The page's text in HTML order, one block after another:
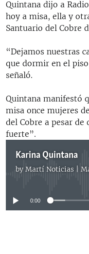
LA INVASIÓN DE
Quintana dijo a
hoy a misa, ella y
Santuario del Cobre
“Dejamos nuestras
que dormir en el
señaló.
Quintana manifestó
misa once mujeres
del Cobre a pesar
fuerte”.
Karina Quintana
by Martí Noticias |
No media
0:00